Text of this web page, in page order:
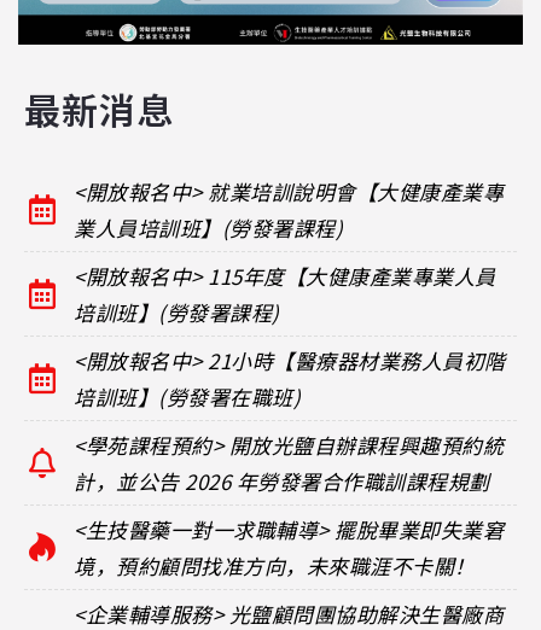
最新消息
<開放報名中> 就業培訓說明會【大健康產業專
業人員培訓班】(勞發署課程)
<開放報名中> 115年度【大健康產業專業人員
培訓班】(勞發署課程)
<開放報名中> 21小時【醫療器材業務人員初階
培訓班】(勞發署在職班)
<學苑課程預約> 開放光鹽自辦課程興趣預約統
計，並公告 2026 年勞發署合作職訓課程規劃
<生技醫藥一對一求職輔導> 擺脫畢業即失業窘
境，預約顧問找准方向，未來職涯不卡關！
<企業輔導服務> 光鹽顧問團協助解決生醫廠商